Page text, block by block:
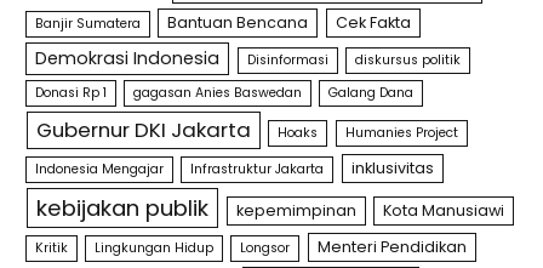
Banjir Sumatera Bantuan Bencana Cek Fakta
Demokrasi Indonesia Disinformasi
diskursus politik
Donasi Rp 1
gagasan Anies Baswedan Galang Dana
Gubernur DKI Jakarta Hoaks
Humanies Project
Indonesia Mengajar
Infrastruktur Jakarta inklusivitas
kebijakan publik kepemimpinan Kota Manusiawi
Kritik Lingkungan Hidup Longsor Menteri Pendidikan